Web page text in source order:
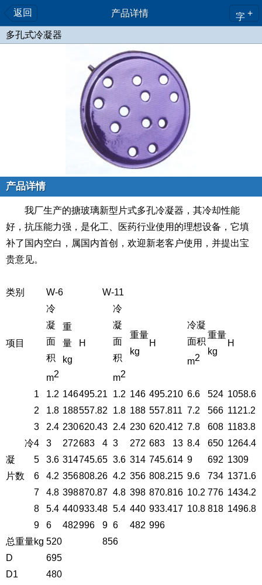
返回 产品详情 字 +
多孔式冷凝器
产品详情
我厂生产的搪玻璃新型片式多孔冷凝器，其冷却性能
好，抗压能力强，是化工、医药行业使用的理想设备，它填
补了国内空白，属国内首创，欢迎新老客户使用，并提出宝
贵意见。
类别 W-6 W-11
项目
冷
凝
面
积
m2
重
量
kg
H
冷
凝
面
积
m2
重量
kg
H
冷凝
面积
m2
重量
kg
H
冷
凝
片数
1 1.2 146495.21 1.2 146 495.210 6.6 524 1058.6
2
1.8 188557.82 1.8 188 557.811 7.2 566 1121.2
3
2.4 230620.43 2.4 230 620.412 7.8 608 1183.8
4
3 272683 4 3 272 683 13 8.4 650 1264.4
5
3.6 314745.65 3.6 314 745.614 9 692 1309
6
4.2 356808.26 4.2 356 808.215 9.6 734 1371.6
7
4.8 398870.87 4.8 398 870.816 10.2 776 1434.2
8
5.4 440933.48 5.4 440 933.417 10.8 818 1496.8
9
6 482996 9 6 482 996
总重量kg 520
856
D
695
D1
480